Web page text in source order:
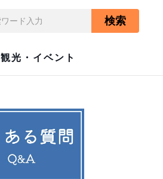
観光・イベント
検索